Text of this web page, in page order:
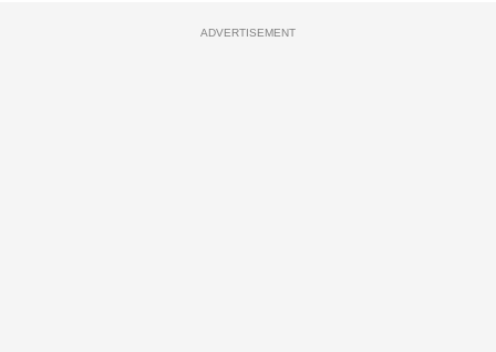
ADVERTISEMENT